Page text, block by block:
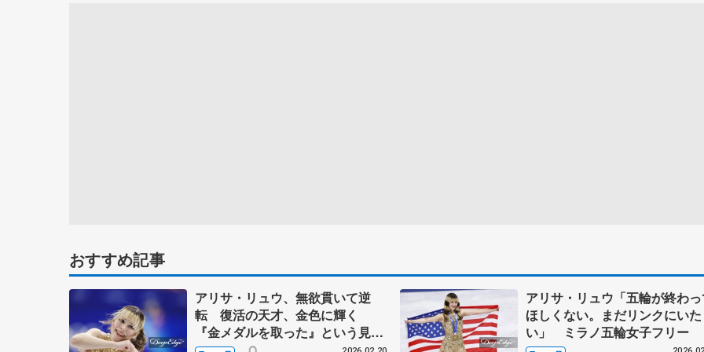
おすすめ記事
アリサ・リュウ、無欲貫いて逆
転 復活の天才、金色に輝く
『金メダルを取った』という見出
アリサ・リュウ「五輪が終わ
ほしくない。まだリンクにいた
い」 ミラノ五輪女子フリー